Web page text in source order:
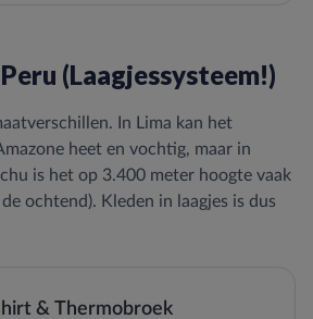
(Laagjessysteem!)
In Lima kan het
heet en vochtig, maar in
is het op 3.400 meter hoogte vaak
ochtend). Kleden in laagjes is dus
& Thermobroek